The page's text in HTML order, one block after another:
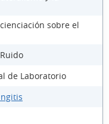
sobre el
de Laboratorio